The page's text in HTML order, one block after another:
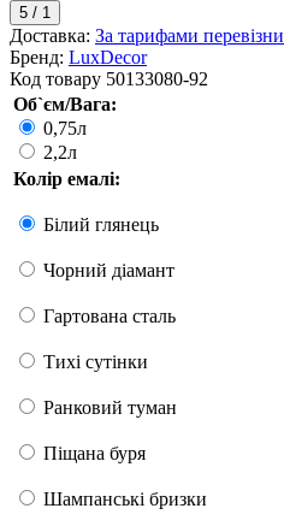
5 / 1
Доставка: За тарифами
Бренд: LuxDecor
Код товару 50133080-92
Об`єм/Вага:
0,75л
2,2л
Колір емалі:
Білий глянець
Чорний діамант
Гартована сталь
Тихі сутінки
Ранковий туман
Піщана буря
Шампанські бризки